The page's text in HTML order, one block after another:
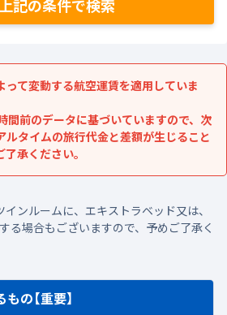
上記の条件で検索
って変動する航空運賃を適用していま
間前のデータに基づいていますので、次
ルタイムの旅行代金と差額が生じること
承ください。
ンルームに、エキストラベッド又は、
る場合もございますので、予めご了承く
の【重要】